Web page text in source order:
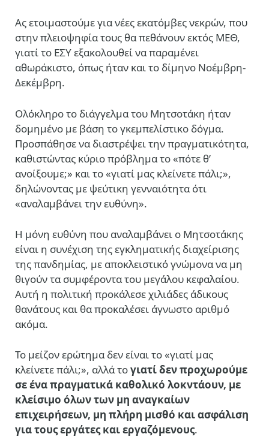
Ας ετοιμαστούμε για νέες εκατόμβες νεκρών, που
στην πλειοψηφία τους θα πεθάνουν εκτός ΜΕΘ,
γιατί το ΕΣΥ εξακολουθεί να παραμένει
αθωράκιστο, όπως ήταν και το δίμηνο Νοέμβρη-
Δεκέμβρη.
Ολόκληρο το διάγγελμα του Μητσοτάκη ήταν
δομημένο με βάση το γκεμπελίστικο δόγμα.
Προσπάθησε να διαστρέψει την πραγματικότητα,
καθιστώντας κύριο πρόβλημα το «πότε θ’
ανοίξουμε;» και το «γιατί μας κλείνετε πάλι;»,
δηλώνοντας με ψεύτικη γενναιότητα ότι
«αναλαμβάνει την ευθύνη».
Η μόνη ευθύνη που αναλαμβάνει ο Μητσοτάκης
είναι η συνέχιση της εγκληματικής διαχείρισης
της πανδημίας, με αποκλειστικό γνώμονα να μη
θιγούν τα συμφέροντα του μεγάλου κεφαλαίου.
Αυτή η πολιτική προκάλεσε χιλιάδες άδικους
θανάτους και θα προκαλέσει άγνωστο αριθμό
ακόμα.
Το μείζον ερώτημα δεν είναι το «γιατί μας
κλείνετε πάλι;», αλλά τογιατί δεν προχωρούμε
σε ένα πραγματικά καθολικό λοκντάουν, με
κλείσιμο όλων των μη αναγκαίων
επιχειρήσεων, μη πλήρη μισθό και ασφάλιση
για τους εργάτες και εργαζόμενους.